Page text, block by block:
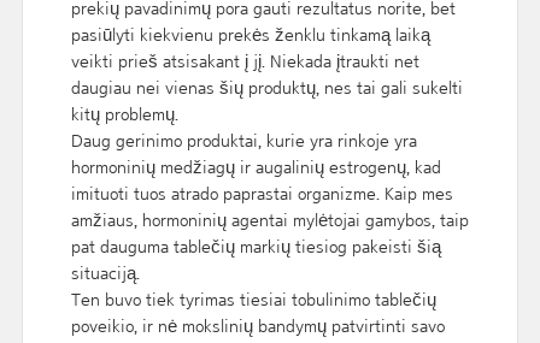
prekių pavadinimų pora gauti rezultatus norite, bet
pasiūlyti kiekvienu prekės ženklu tinkamą laiką
veikti prieš atsisakant į jį. Niekada įtraukti net
daugiau nei vienas šių produktų, nes tai gali sukelti
kitų problemų.
Daug gerinimo produktai, kurie yra rinkoje yra
hormoninių medžiagų ir augalinių estrogenų, kad
imituoti tuos atrado paprastai organizme. Kaip mes
amžiaus, hormoninių agentai mylėtojai gamybos, taip
pat dauguma tablečių markių tiesiog pakeisti šią
situaciją.
Ten buvo tiek tyrimas tiesiai tobulinimo tablečių
poveikio, ir nė mokslinių bandymų patvirtinti savo